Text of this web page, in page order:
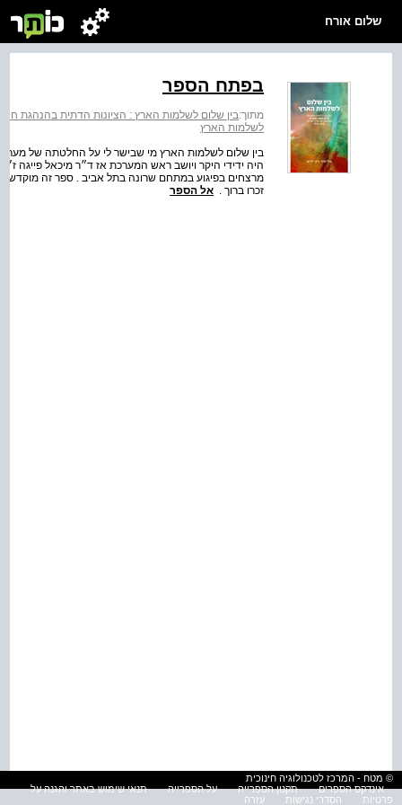
שלום אורח
בפתח הספר
מתוך:בין שלום לשלמות הארץ : הציונות הדתית בהנהגת חיים
לשלמות הארץ
בין שלום לשלמות הארץ מי שבישר לי על החלטתה של
היה ידידי היקר ויושב ראש המערכת אז ד״ר מיכאל פייגה
מרצחים בפיגוע במתחם שרונה בתל אביב . ספר זה מוקדש
זכרו ברוך . אל הספר
© מטח - המרכז לטכנולוגיה חינוכית
אינדקס הספרים
תקנון הספרייה על הספרייה
תנאי שימוש באתר והגנה על
פרטיות
הסדרי נגישות עזרה